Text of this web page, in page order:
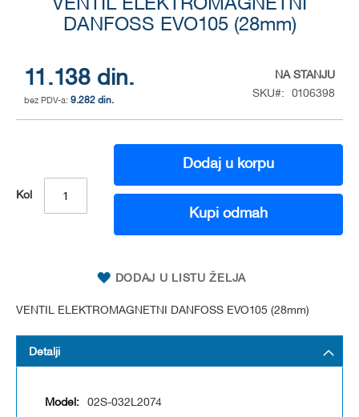
VENTIL ELEKTROMAGNETNI
DANFOSS EVO105 (28mm)
11.138 din.
9.282 din.
NA STANJU
SKU
0106398
Kol
Dodaj u korpu
Kupi odmah
DODAJ U LISTU ŽELJA
VENTIL ELEKTROMAGNETNI DANFOSS EVO105 (28mm)
beginning
images
gallery
Detalji
02S-032L2074